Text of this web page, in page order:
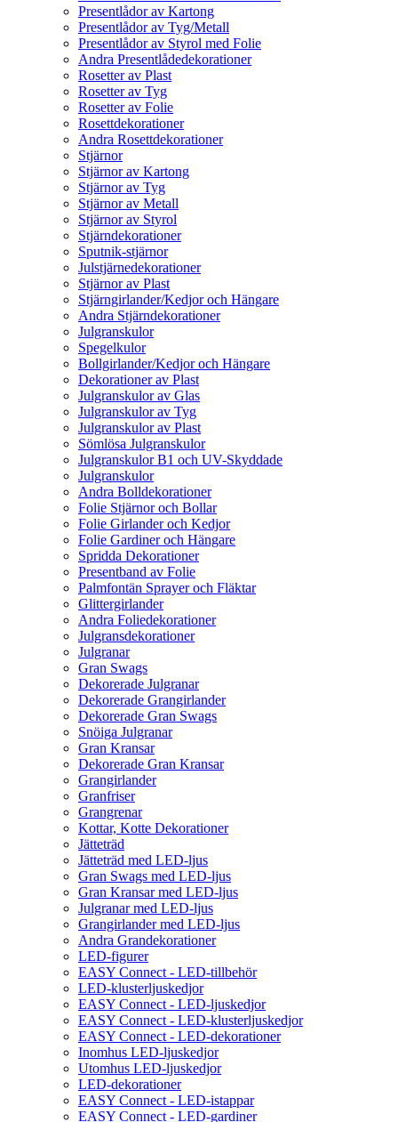
Presentlådor av Kartong
Presentlådor av Tyg/Metall
Presentlådor av Styrol med Folie
Andra Presentlådedekorationer
Rosetter av Plast
Rosetter av Tyg
Rosetter av Folie
Rosettdekorationer
Andra Rosettdekorationer
Stjärnor
Stjärnor av Kartong
Stjärnor av Tyg
Stjärnor av Metall
Stjärnor av Styrol
Stjärndekorationer
Sputnik-stjärnor
Julstjärnedekorationer
Stjärnor av Plast
Stjärngirlander/Kedjor och Hängare
Andra Stjärndekorationer
Julgranskulor
Spegelkulor
Bollgirlander/Kedjor och Hängare
Dekorationer av Plast
Julgranskulor av Glas
Julgranskulor av Tyg
Julgranskulor av Plast
Sömlösa Julgranskulor
Julgranskulor B1 och UV-Skyddade
Julgranskulor
Andra Bolldekorationer
Folie Stjärnor och Bollar
Folie Girlander och Kedjor
Folie Gardiner och Hängare
Spridda Dekorationer
Presentband av Folie
Palmfontän Sprayer och Fläktar
Glittergirlander
Andra Foliedekorationer
Julgransdekorationer
Julgranar
Gran Swags
Dekorerade Julgranar
Dekorerade Grangirlander
Dekorerade Gran Swags
Snöiga Julgranar
Gran Kransar
Dekorerade Gran Kransar
Grangirlander
Granfriser
Grangrenar
Kottar, Kotte Dekorationer
Jätteträd
Jätteträd med LED-ljus
Gran Swags med LED-ljus
Gran Kransar med LED-ljus
Julgranar med LED-ljus
Grangirlander med LED-ljus
Andra Grandekorationer
LED-figurer
EASY Connect - LED-tillbehör
LED-klusterljuskedjor
EASY Connect - LED-ljuskedjor
EASY Connect - LED-klusterljuskedjor
EASY Connect - LED-dekorationer
Inomhus LED-ljuskedjor
Utomhus LED-ljuskedjor
LED-dekorationer
EASY Connect - LED-istappar
EASY Connect - LED-gardiner